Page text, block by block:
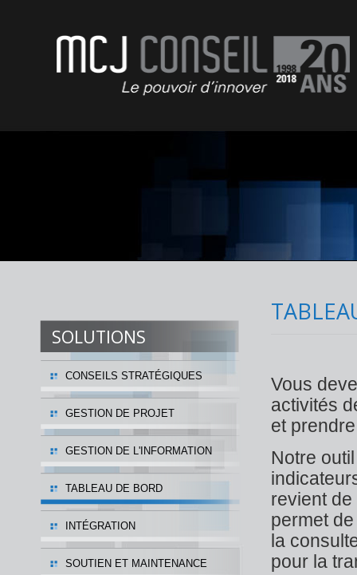
SOLUTIONS
CONSEILS STRATÉGIQUES
GESTION DE PROJET
GESTION DE L'INFORMATION
TABLEAU DE BORD
INTÉGRATION
SOUTIEN ET MAINTENANCE
Vous
activités
et
Notre
revient
permet
la
pour la